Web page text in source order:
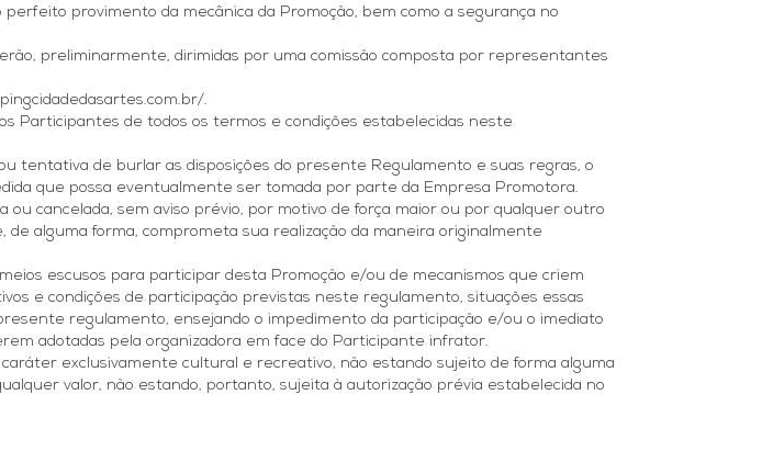
provimento da mecânica da Promoção, bem como a segurança no
preliminarmente, dirimidas por uma comissão composta por representantes
.
Participantes de todos os termos e condições estabelecidas neste
tentativa de burlar as disposições do presente Regulamento e suas regras, o
que possa eventualmente ser tomada por parte da Empresa Promotora.
cancelada, sem aviso prévio, por motivo de força maior ou por qualquer outro
alguma forma, comprometa sua realização da maneira originalmente
escusos para participar desta Promoção e/ou de mecanismos que criem
e condições de participação previstas neste regulamento, situações essas
regulamento, ensejando o impedimento da participação e/ou o imediato
adotadas pela organizadora em face do Participante infrator.
exclusivamente cultural e recreativo, não estando sujeito de forma alguma
valor, não estando, portanto, sujeita à autorização prévia estabelecida no